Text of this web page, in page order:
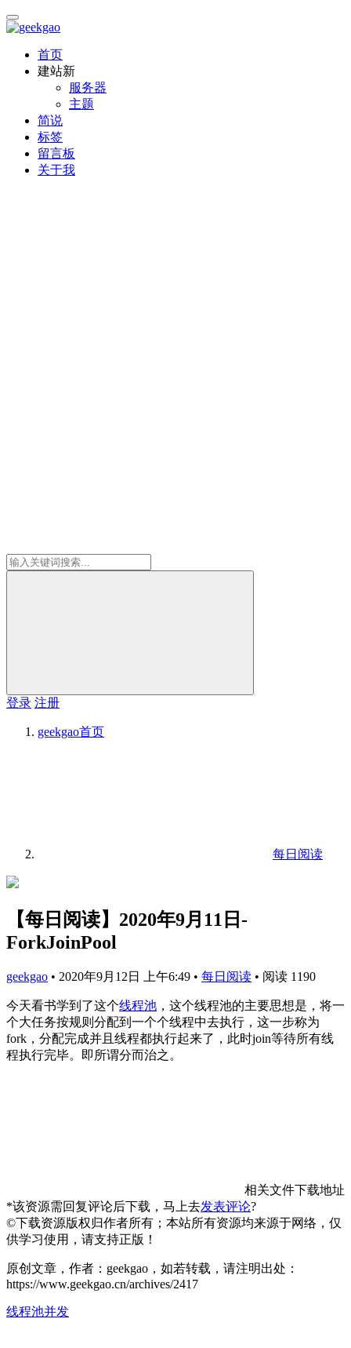
首页
建站新
服务器
主题
简说
标签
留言板
关于我
登录 注册
geekgao首页
每日阅读
【每日阅读】2020年9月11日-
ForkJoinPool
geekgao • 2020年9月12日 上午6:49 • 每日阅读 • 阅读 1190
今天看书学到了这个线程池 ，这个线程池的主要思想是，将一
个大任务按规则分配到一个个线程中去执行，这一步称为
fork，分配完成并且线程都执行起来了，此时join等待所有线
程执行完毕。即所谓分而治之。
相关文件下载地址
*该资源需回复评论后下载，马上去发表评论?
©下载资源版权归作者所有；本站所有资源均来源于网络，仅
供学习使用，请支持正版！
原创文章，作者：geekgao，如若转载，请注明出处：
https://www.geekgao.cn/archives/2417
线程池并发